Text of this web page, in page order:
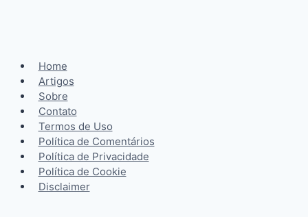
Home
Artigos
Sobre
Contato
Termos de Uso
Política de Comentários
Política de Privacidade
Política de Cookie
Disclaimer